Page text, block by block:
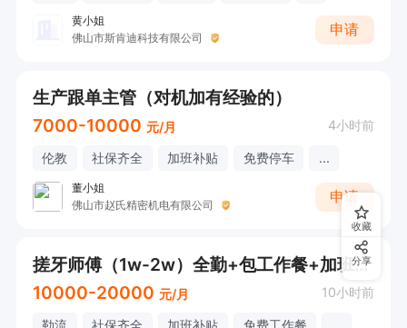
黄小姐
佛山市斯肯迪科技有限公司
申请
生产跟单主管（对机加有经验的）
7000-10000 元/月 4小时前
伦教 社保齐全 加班补贴 免费停车 ...
董小姐
佛山市赵氏精密机电有限公司
申请
搓牙师傅（1w-2w）全勤+包工作餐+加班补贴
10000-20000 元/月 10小时前
勒流 社保齐全 加班补贴 免费工作餐
收藏
分享